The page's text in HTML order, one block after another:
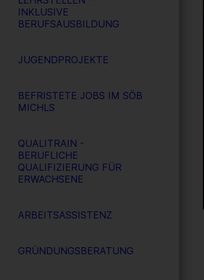
INKLUSIVE
BERUFSAUSBILDUNG
JUGENDPROJEKTE
BEFRISTETE JOBS IM SÖB
MICHLS
QUALITRAIN -
BERUFLICHE
QUALIFIZIERUNG FÜR
ERWACHSENE
ARBEITSASSISTENZ
GRÜNDUNGSBERATUNG